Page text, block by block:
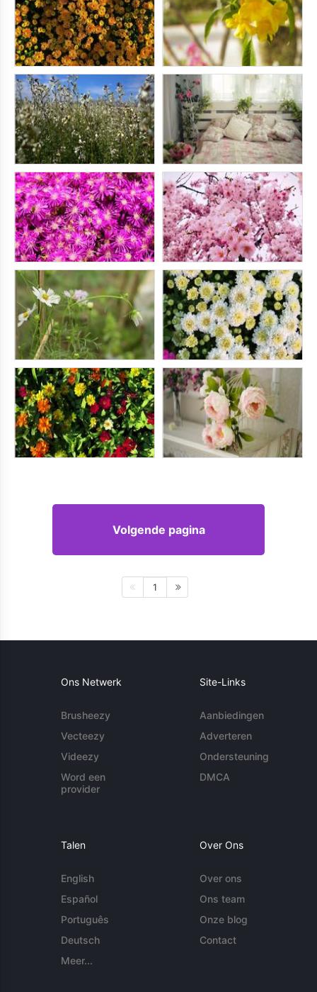
Volgende pagina
1
Ons Netwerk
Brusheezy
Vecteezy
Videezy
Word een
provider
Site-Links
Aanbiedingen
Adverteren
Ondersteuning
DMCA
Talen
English
Español
Português
Deutsch
Meer...
Over Ons
Over ons
Ons team
Onze blog
Contact